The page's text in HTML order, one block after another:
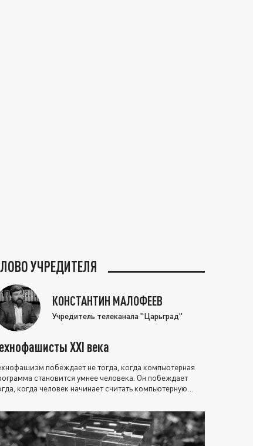
УЧРЕДИТЕЛЯ
КОНСТАНТИН МАЛОФЕЕВ
Учредитель телеканала "Царьград"
XXI века
побеждает не тогда, когда компьютерная
становится умнее человека. Он побеждает
когда человек начинает считать компьютерную